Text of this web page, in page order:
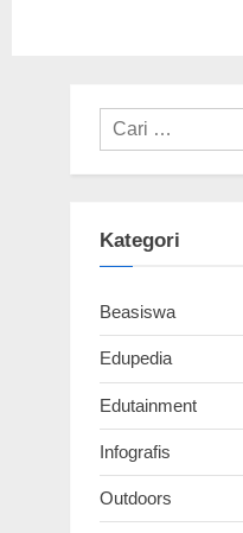
Cari
untuk:
Kategori
Beasiswa
Edupedia
Edutainment
Infografis
Outdoors